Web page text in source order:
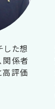
した想
関係者
高評価